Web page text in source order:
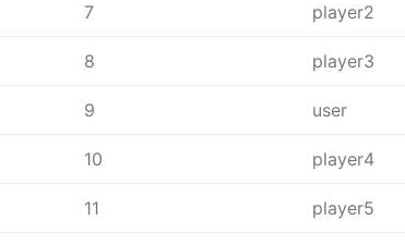
7 player2
8 player3
9 user
10 player4
11 player5